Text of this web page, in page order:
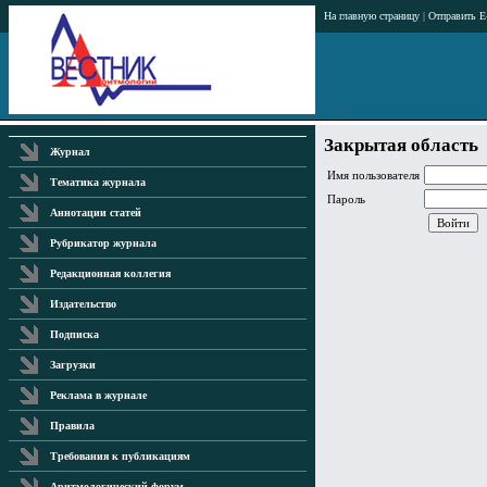
На главную страницу | Отправить
Журнал
Тематика журнала
Аннотации статей
Рубрикатор журнала
Редакционная коллегия
Издательство
Подписка
Загрузки
Реклама в журнале
Правила
Требования к публикациям
Закрытая область
Имя пользователя
Пароль